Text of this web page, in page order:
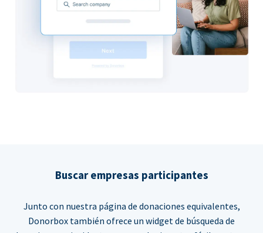
Buscar empresas participantes
Junto con nuestra página de donaciones equivalentes,
Donorbox también ofrece un widget de búsqueda de